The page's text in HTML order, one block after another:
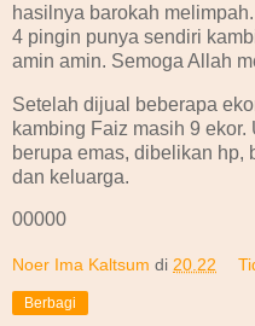
hasilnya barokah
4 pingin punya sendiri
amin amin. Semoga Allah
Setelah dijual beberapa
kambing Faiz masih 9
berupa emas, dibelikan hp,
dan keluarga.
00000
Noer Ima Kaltsum di 20.22
Berbagi